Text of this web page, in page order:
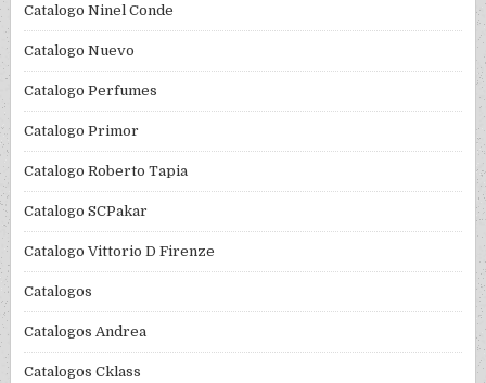
Catalogo Ninel Conde
Catalogo Nuevo
Catalogo Perfumes
Catalogo Primor
Catalogo Roberto Tapia
Catalogo SCPakar
Catalogo Vittorio D Firenze
Catalogos
Catalogos Andrea
Catalogos Cklass